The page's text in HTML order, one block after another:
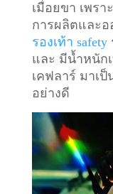
เมื่อยขา เพร
การผลิตและ
รองเท้า safety
และ มีน้ำหนัก
เคฟลาร์ มาเ
อย่างดี